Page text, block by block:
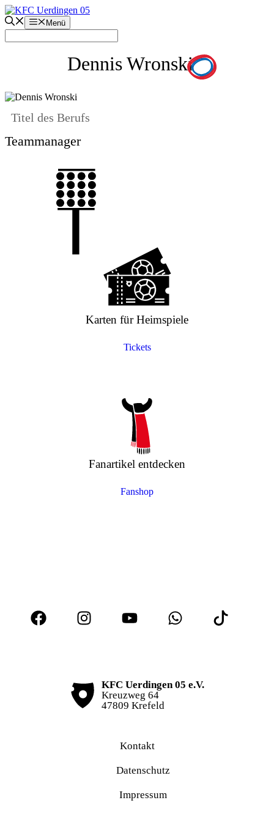
Zum
Inhalt
springen
Menü
Dennis Wronski
Titel des Berufs
Teammanager
Karten für Heimspiele
Tickets
Fanartikel entdecken
Fanshop
KFC Uerdingen 05 e.V.
Kreuzweg 64
47809 Krefeld
Kontakt
Datenschutz
Impressum